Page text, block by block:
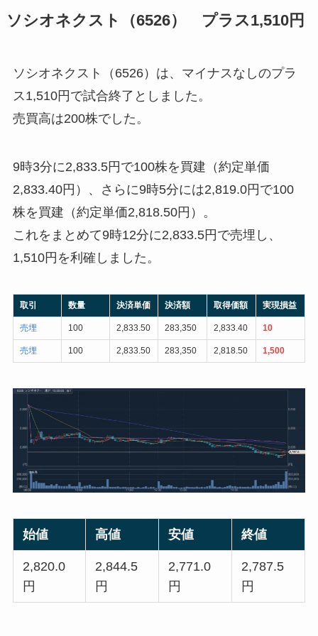
ソシオネクスト（6526） プラス1,510円
ソシオネクスト（6526）は、マイナスなしのプラ
ス1,510円で試合終了としました。
売買高は200株でした。
9時3分に2,833.5円で100株を買建（約定単価
2,833.40円）、さらに9時5分には2,819.0円で100
株を買建（約定単価2,818.50円）。
これをまとめて9時12分に2,833.5円で売埋し、
1,510円を利確しました。
取引 数量 決済単価 決済額 取得価額 実現損益
売埋 100 2,833.50 283,350 2,833.40 10
売埋 100 2,833.50 283,350 2,818.50 1,500
始値 高値 安値 終値
2,820.0
円
2,844.5
円
2,771.0
円
2,787.5
円